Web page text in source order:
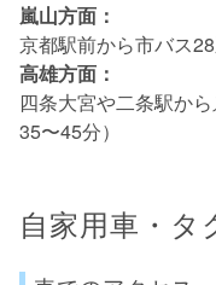
嵐山方面：
京都駅前から市バス
高雄方面：
四条大宮や二条駅から
35〜45分）
自家用車・タ